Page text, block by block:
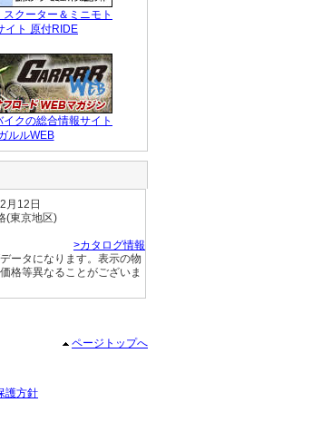
チョ―クを
クーター＆ミニモト
イト 原付RIDE
クの総合情報サイト
ルルWEB
月12日
(東京地区)
>カタログ情報
ータになります。表示の物
格等異なることがございま
ページトップへ
護方針